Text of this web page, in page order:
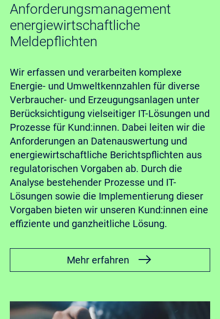
Anforderungsmanagement
energiewirtschaftliche
Meldepflichten
Wir erfassen und verarbeiten komplexe
Energie- und Umweltkennzahlen für diverse
Verbraucher- und Erzeugungsanlagen unter
Berücksichtigung vielseitiger IT-Lösungen und
Prozesse für Kund:innen. Dabei leiten wir die
Anforderungen an Datenauswertung und
energiewirtschaftliche Berichtspflichten aus
regulatorischen Vorgaben ab. Durch die
Analyse bestehender Prozesse und IT-
Lösungen sowie die Implementierung dieser
Vorgaben bieten wir unseren Kund:innen eine
effiziente und ganzheitliche Lösung.
Mehr erfahren
Bild